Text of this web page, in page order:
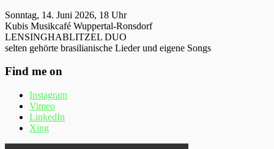
Sonntag, 14. Juni 2026, 18 Uhr
Kubis Musikcafé Wuppertal-Ronsdorf
LENSINGHABLITZEL DUO
selten gehörte brasilianische Lieder und eigene Songs
Find me on
Instagram
Vimeo
LinkedIn
Xing